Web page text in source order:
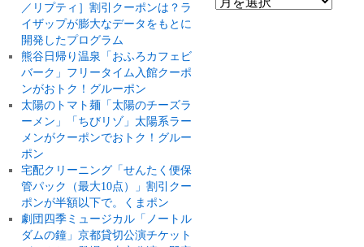
／リプティ］割引クーポンは？ラ
イザップが膨大なデータをもとに
開発したプログラム
熊谷日帰り温泉「おふろカフェビ
バーク」フリータイム入館クーポ
ンがおトク！グルーポン
太陽のトマト麺「太陽のチーズラ
ーメン」「ちびリゾ」太陽系ラー
メンがクーポンでおトク！グルー
ポン
宅配クリーニング「せんたく便保
管パック（最大10点）」割引クー
ポンが半額以下で。くまポン
劇団四季ミュージカル「ノートル
ダムの鐘」京都貸切公演チケット